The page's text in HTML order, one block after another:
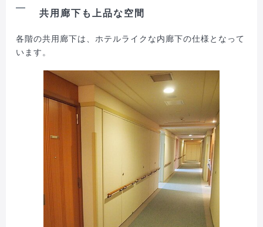
共用廊下も上品な空間
各階の共用廊下は、ホテルライクな内廊下の仕様となって
います。